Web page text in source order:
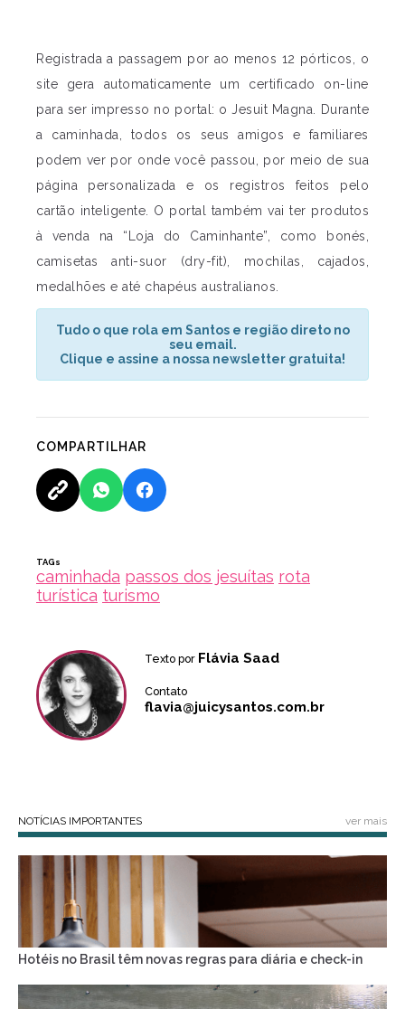
Registrada a passagem por ao menos 12 pórticos, o
site gera automaticamente um certificado on-line
para ser impresso no portal: o Jesuit Magna. Durante
a caminhada, todos os seus amigos e familiares
podem ver por onde você passou, por meio de sua
página personalizada e os registros feitos pelo
cartão inteligente. O portal também vai ter produtos
à venda na “Loja do Caminhante”, como bonés,
camisetas anti-suor (dry-fit), mochilas, cajados,
medalhões e até chapéus australianos.
Tudo o que rola em Santos e região direto no
seu email.
Clique e assine a nossa newsletter gratuita!
COMPARTILHAR
TAGs
caminhada passos dos jesuítas rota
turística turismo
Texto por Flávia Saad
Contato
flavia@juicysantos.com.br
NOTÍCIAS IMPORTANTES ver mais
Hotéis no Brasil têm novas regras para diária e check-in